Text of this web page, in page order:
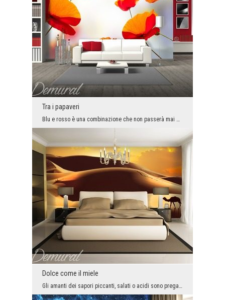
Tra i papaveri
Blu e rosso è una combinazione che non passerà mai di moda. Nella nostra interpretazione, un cart...
Dolce come il miele
Gli amanti dei sapori piccanti, salati o acidi sono pregati di procedere immediatamente alla succ...